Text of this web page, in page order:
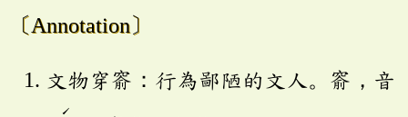
〔Annotation〕
文物穿窬：行為鄙陋的文人。窬，音
ˊ